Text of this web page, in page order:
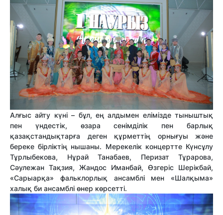
Алғыс айту күні – бұл, ең алдымен елімізде тыныштық
пен үндестік, өзара сенімділік пен барлық
қазақстандықтарға деген құрметтің орнығуы және
береке бірліктің нышаны. Мерекелік концертте Күнсұлу
Тұрлыбекова, Нұрай Танабаев, Перизат Тұрарова,
Сәулежан Тақзия, Жандос Иманбай, Өзгеріс Шерікбай,
«Сарыарқа» фальклорлық ансамблі мен «Шалқыма»
халық би ансамблі өнер көрсетті.